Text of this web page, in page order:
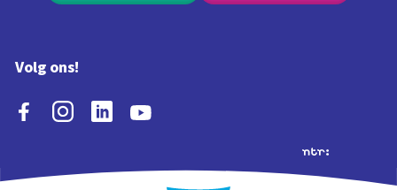
Volg ons!